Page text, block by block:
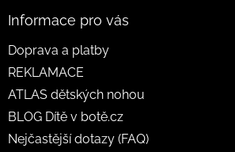
Informace pro vás
Doprava a platby
REKLAMACE
ATLAS dětských nohou
BLOG Dítě v botě.cz
Nejčastější dotazy (FAQ)